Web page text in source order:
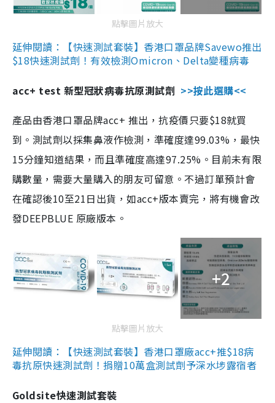
點擊圖片放大
延伸閱讀：【快速測試套裝】香港口罩品牌Savewo推出
$18快速測試劑！有效檢測Omicron、Delta變種病毒
acc+ test 新型冠狀病毒抗原測試劑 >>按此選購<<
產品由香港口罩品牌acc+ 推出，抗疫價只要$18就買
到。測試劑以採集鼻液作檢測，準確度達99.03%，最快
15分鐘知道結果，而且準確度高達97.25%。目前未有限
購數量，需要大量購入的朋友可留意。不過訂單預計會
在確認後10至21日出貨，如acc+版本賣完，將有機會改
發DEEPBLUE 原廠版本。
+2
點擊圖片放大
延伸閱讀：【快速測試套裝】香港口罩廠acc+推$18病
毒抗原快速測試劑！捐贈10萬盒測試劑予深水埗露宿者
Goldsite快速測試套裝